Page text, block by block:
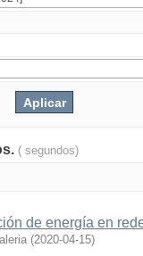
( segundos)
de energía en
(2020-04-15)